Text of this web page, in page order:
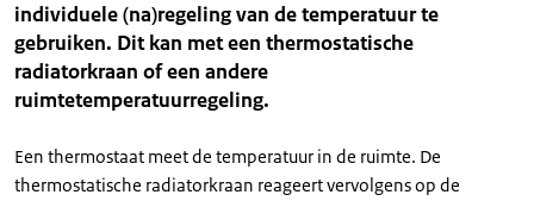
individuele (na)regeling van de temperatuur te
gebruiken. Dit kan met een thermostatische
radiatorkraan of een andere
ruimtetemperatuurregeling.
Een thermostaat meet de temperatuur in de ruimte. De
thermostatische radiatorkraan reageert vervolgens op de